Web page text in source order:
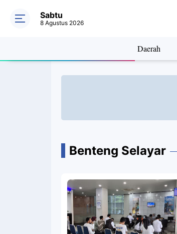
Sabtu
8 Agustus 2026
Daerah
Benteng Selayar